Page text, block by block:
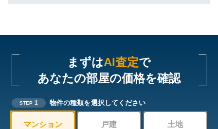
まずはAI査定で
あなたの部屋の価格を確認
STEP 1 物件の種類を選択してください
マンション 戸建 土地